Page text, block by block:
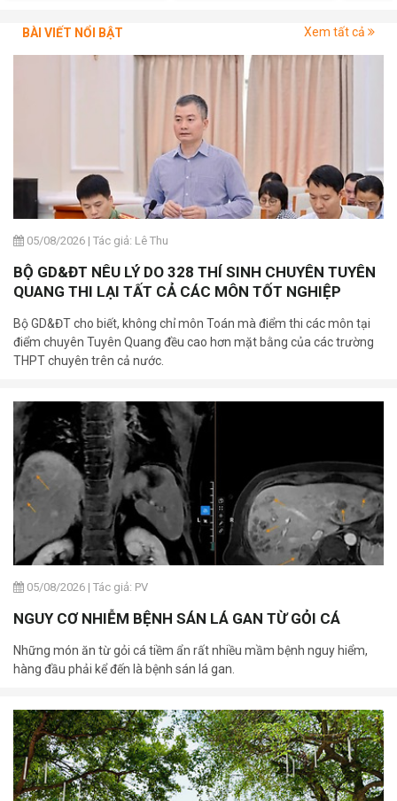
Khi chế biến xíu mại nên xếp bánh có khoảng cách để
Sau khi chế biến xong nên thưởng thức ngay để đảm
bảo mùi vị xíu mại không bị thay đổi
Thưởng thức xíu mại gà sẽ ngon hơn khi ăn nóng và ăn
kèm các món dưa góp. Bạn sẽ cảm nhận được hương vị
hấp dẫn, béo ngậy trong khoang miệng.
BÀI VIẾT NỔI BẬT Xem tất cả
05/08/2026 | Tác giả: Lê Thu
BỘ GD&ĐT NÊU LÝ DO 328 THÍ SINH CHUYÊN TUYÊN
QUANG THI LẠI TẤT CẢ CÁC MÔN TỐT NGHIỆP
Bộ GD&ĐT cho biết, không chỉ môn Toán mà điểm thi các môn tại
điểm chuyên Tuyên Quang đều cao hơn mặt bằng của các trường
THPT chuyên trên cả nước.
05/08/2026 | Tác giả: PV
NGUY CƠ NHIỄM BỆNH SÁN LÁ GAN TỪ GỎI CÁ
Những món ăn từ gỏi cá tiềm ẩn rất nhiều mầm bệnh nguy hiểm,
hàng đầu phải kể đến là bệnh sán lá gan.